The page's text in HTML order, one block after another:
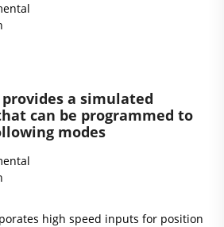
a simulated
can be programmed to
modes
high speed inputs for position